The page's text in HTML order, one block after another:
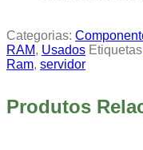
Categorias:
RAM, Usados
Ram, servidor
Produtos